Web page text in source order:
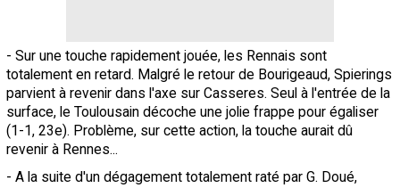
- Sur une touche rapidement jouée, les Rennais sont
totalement en retard. Malgré le retour de Bourigeaud, Spierings
parvient à revenir dans l'axe sur Casseres. Seul à l'entrée de la
surface, le Toulousain décoche une jolie frappe pour égaliser
(1-1, 23e). Problème, sur cette action, la touche aurait dû
revenir à Rennes...
- A la suite d'un dégagement totalement raté par G. Doué,